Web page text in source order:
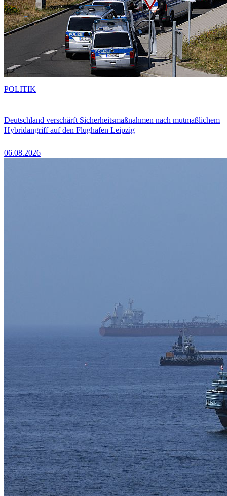
Deutschland verschärft Sicherheitsmaßnahmen nach mutmaßlichem
Hybridangriff auf den Flughafen Leipzig
06.08.2026
POLITIK